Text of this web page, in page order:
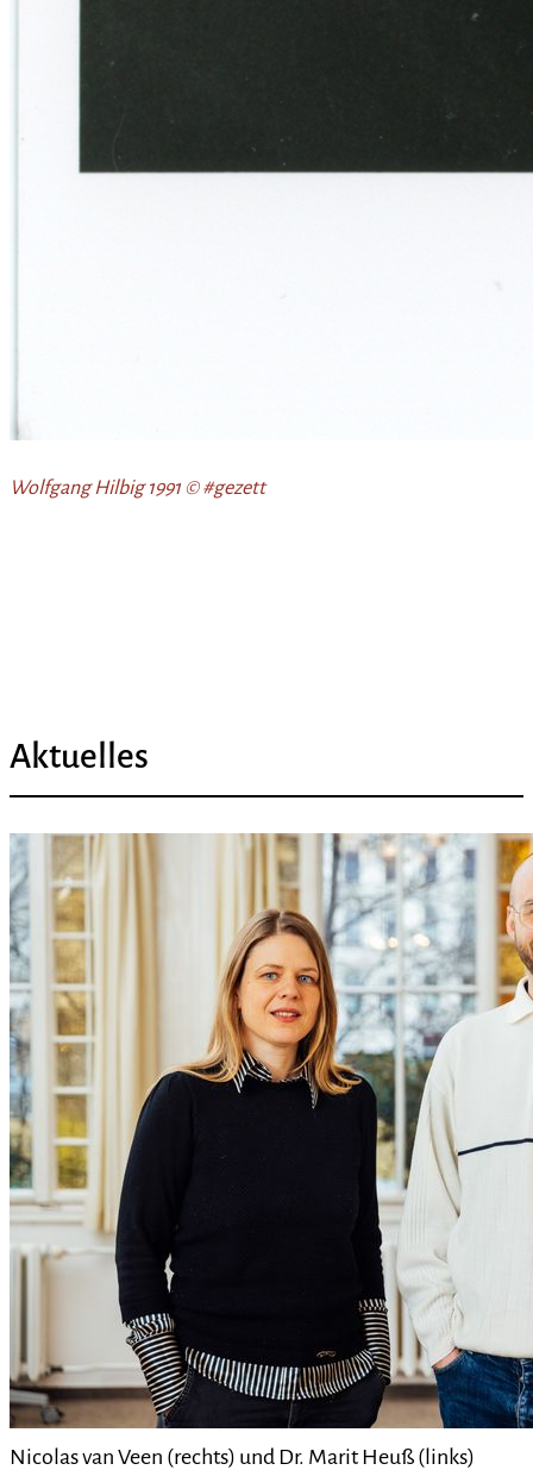
Wolfgang Hilbig 1991 © #gezett
Aktuelles
Nicolas van Veen (rechts) und Dr. Marit Heuß (links)